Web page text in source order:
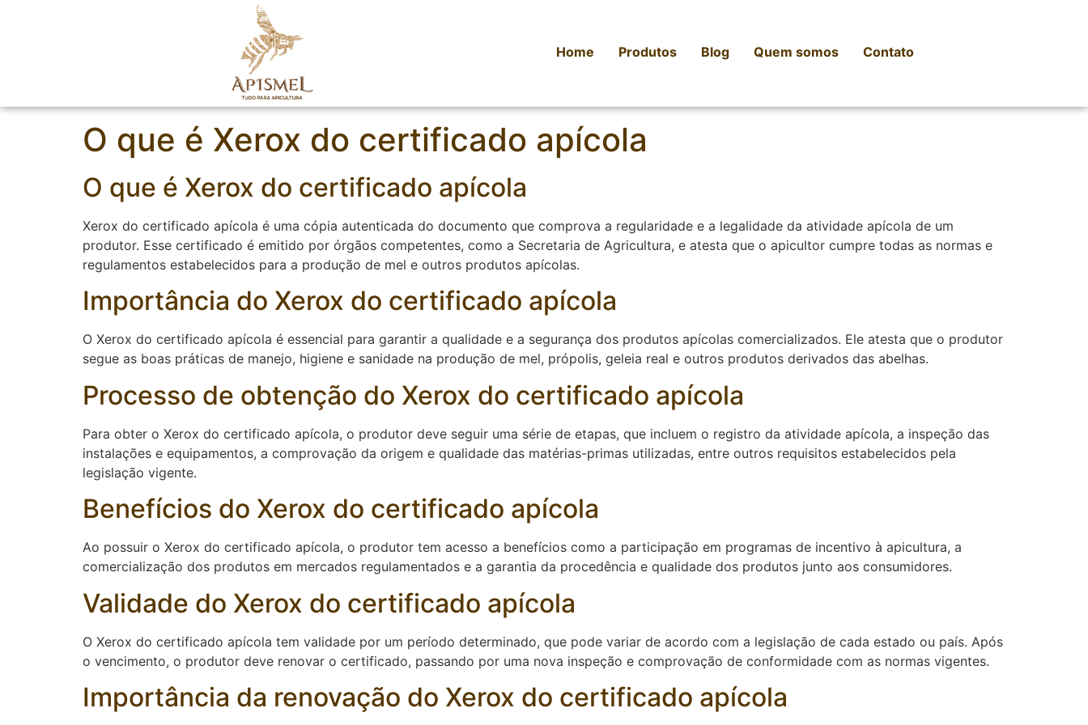
Home Produtos Blog Quem somos Contato
O que é Xerox do certificado apícola
O que é Xerox do certificado apícola
Xerox do certificado apícola é uma cópia autenticada do documento que comprova a regularidade e a legalidade da atividade apícola de um
produtor. Esse certificado é emitido por órgãos competentes, como a Secretaria de Agricultura, e atesta que o apicultor cumpre todas as normas e
regulamentos estabelecidos para a produção de mel e outros produtos apícolas.
Importância do Xerox do certificado apícola
O Xerox do certificado apícola é essencial para garantir a qualidade e a segurança dos produtos apícolas comercializados. Ele atesta que o produtor
segue as boas práticas de manejo, higiene e sanidade na produção de mel, própolis, geleia real e outros produtos derivados das abelhas.
Processo de obtenção do Xerox do certificado apícola
Para obter o Xerox do certificado apícola, o produtor deve seguir uma série de etapas, que incluem o registro da atividade apícola, a inspeção das
instalações e equipamentos, a comprovação da origem e qualidade das matérias-primas utilizadas, entre outros requisitos estabelecidos pela
legislação vigente.
Benefícios do Xerox do certificado apícola
Ao possuir o Xerox do certificado apícola, o produtor tem acesso a benefícios como a participação em programas de incentivo à apicultura, a
comercialização dos produtos em mercados regulamentados e a garantia da procedência e qualidade dos produtos junto aos consumidores.
Validade do Xerox do certificado apícola
O Xerox do certificado apícola tem validade por um período determinado, que pode variar de acordo com a legislação de cada estado ou país. Após
o vencimento, o produtor deve renovar o certificado, passando por uma nova inspeção e comprovação de conformidade com as normas vigentes.
Importância da renovação do Xerox do certificado apícola